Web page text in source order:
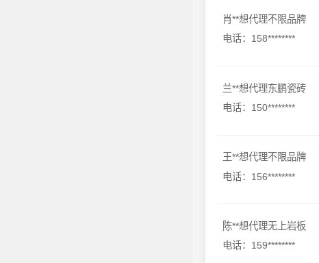
肖**想代理不限品牌
电话：158********
兰**想代理东鹏瓷砖
电话：150********
王**想代理不限品牌
电话：156********
陈**想代理无上岩板
电话：159********